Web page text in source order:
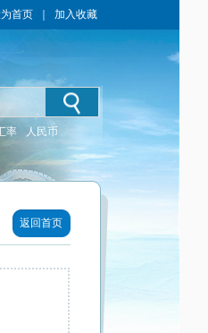
首页 加入收藏
率 人民币
返回首页